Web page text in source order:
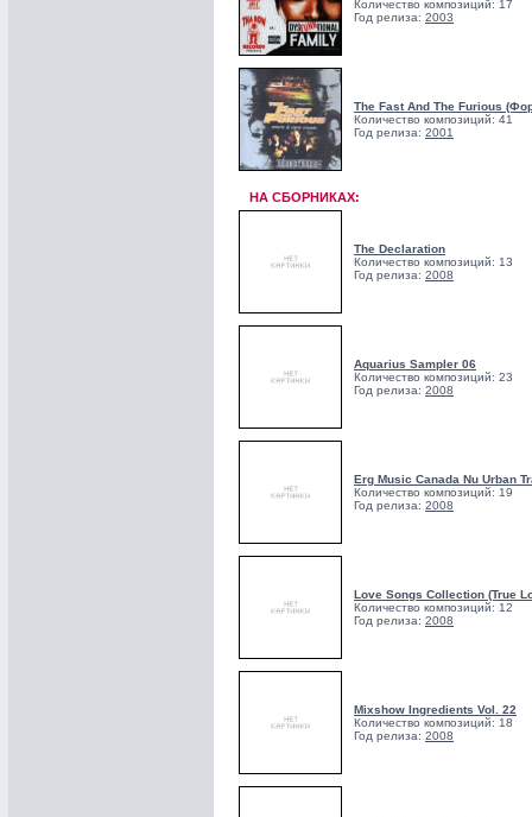
Количество композиций: 17
Год релиза: 2003
The Fast And The Furious
Количество композиций: 41
Год релиза: 2001
НА СБОРНИКАХ:
The Declaration
Количество композиций: 13
Год релиза: 2008
Aquarius Sampler 06
Количество композиций: 23
Год релиза: 2008
Erg Music Canada Nu Urban
Количество композиций: 19
Год релиза: 2008
Love Songs Collection (True
Количество композиций: 12
Год релиза: 2008
Mixshow Ingredients Vol. 22
Количество композиций: 18
Год релиза: 2008